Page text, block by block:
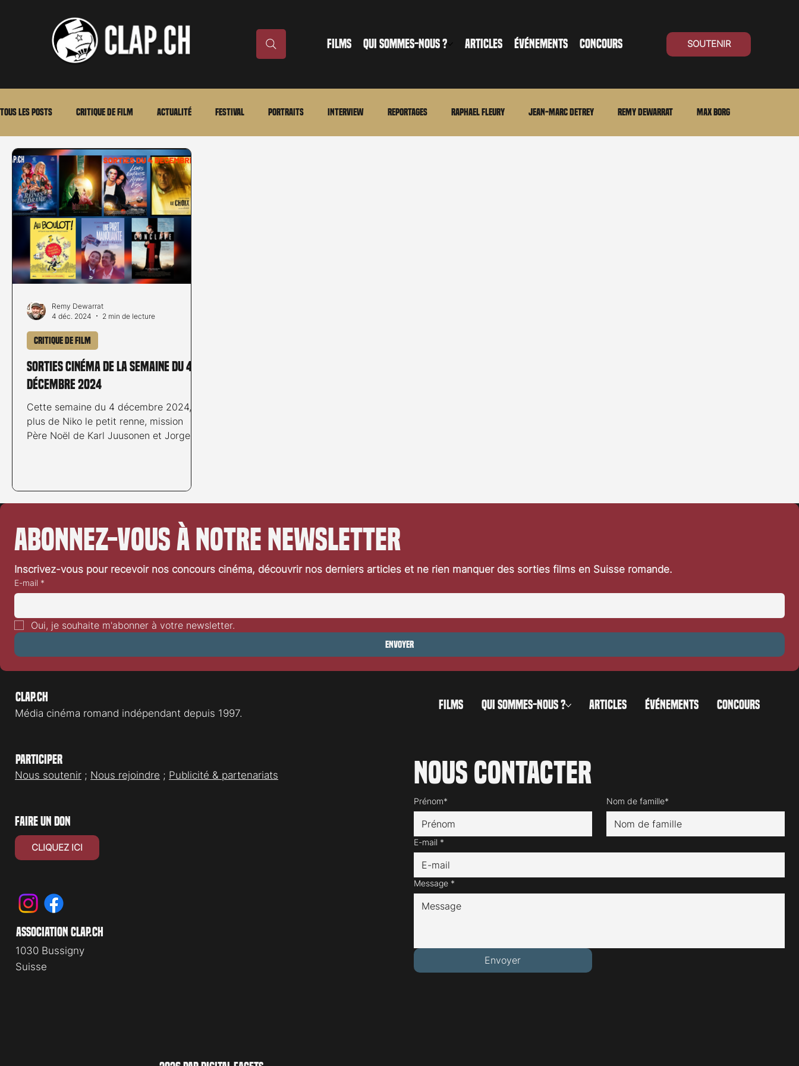
FILMS QUI SOMMES-NOUS ? ARTICLES ÉVÉNEMENTS CONCOURS SOUTENIR
Tous les posts Critique de film Actualité Festival Portraits Interview Reportages Raphael Fleury Jean-Marc Detrey Remy Dewarrat Max Borg
Laurent Scherlen Memento En bref
Stéfanie Rossier Streaming Stefanie Rossier
Sorties cinéma de la semaine du 4
décembre 2024
Cette semaine du 4 décembre 2024, en
plus de Niko le petit renne, mission
Père Noël de Karl Juusonen et Jorgen
Critique de film
Remy Dewarrat
4 déc. 2024
2 min de lecture
Abonnez-vous à notre newsletter
Inscrivez-vous pour recevoir nos concours cinéma, découvrir nos derniers articles et ne rien manquer des sorties films en Suisse romande.
E-mail *
Oui, je souhaite m'abonner à votre newsletter.
Envoyer
Clap.ch
Média cinéma romand indépendant depuis 1997.
FILMS QUI SOMMES-NOUS ? ARTICLES ÉVÉNEMENTS CONCOURS
Participer
Nous soutenir ; Nous rejoindre ; Publicité & partenariats Nous contacter
Prénom* Nom de famille*
E-mail *
Message *
Envoyer
faire un don
CLIQUEZ ICI
association clap.ch
1030 Bussigny
Suisse